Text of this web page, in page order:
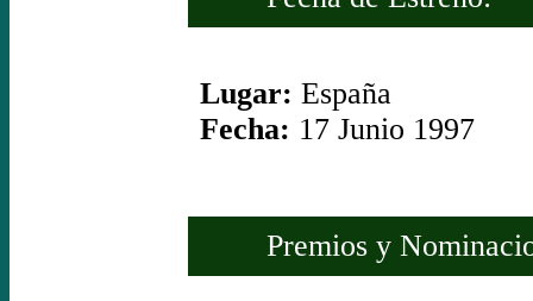
Lugar: España
Fecha: 17 Junio 1997
Premios y